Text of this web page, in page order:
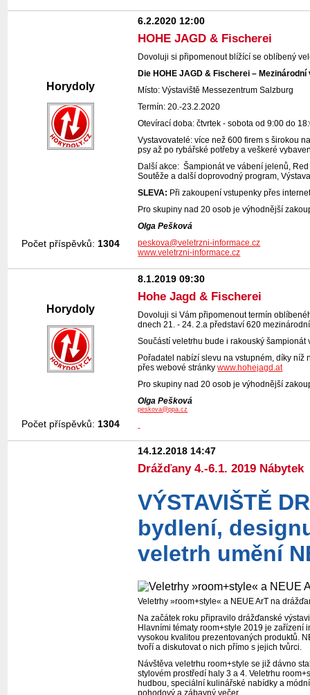
Horydoly
6.2.2020 12:00
HOHE JAGD & Fischerei
Dovoluji si připomenout blížící se oblíbený
Die HOHE JAGD & Fischerei –
Místo: Výstaviště Messezentrum Salzburg
Termín: 20.-23.2.2020
Otevírací doba: čtvrtek - sobota od 9:00 do
Vystavovatelé: více než 600 firem s širokou
psy až po rybářské potřeby a veškeré
Další akce: Šampionát ve vábení jelenů,
Soutěže a další doprovodný program,
SLEVA: Při zakoupení vstupenky přes
Pro skupiny nad 20 osob je výhodnější
Olga Pešková
peskova@veletrzni-informace.cz
www.veletrzni-informace.cz
Počet příspěvků: 1304
Horydoly
8.1.2019 09:30
Hohe Jagd & Fischerei
Dovoluji si Vám připomenout termín
dnech 21. - 24. 2.a představí 620
Součástí veletrhu bude i rakouský
Pořadatel nabízí slevu na vstupném, díky níž
přes webové stránkywww.hohejagd.at
Pro skupiny nad 20 osob je výhodnější
Olga Pešková
peskova@ppa.cz
Počet příspěvků: 1304
14.12.2018 14:47
Drážďany 4.-6.1. 2019 Nábytek
VÝSTAVIŠTĚ
bydlení,
veletrh umění
Veletrhy »room+style« a NEUE ArT na
Na začátek roku připravilo drážďanské
Hlavními tématy room+style 2019 je zařízení
vysokou kvalitou prezentovaných produktů.
tvoří a diskutovat o nich přímo s jejich tvůrci.
Návštěva veletrhu room+style se již dávno
stylovém prostředí haly 3 a 4. Veletrhu
hudbou, speciální kulinářské nabídky a
pohodový a zábavný večer.